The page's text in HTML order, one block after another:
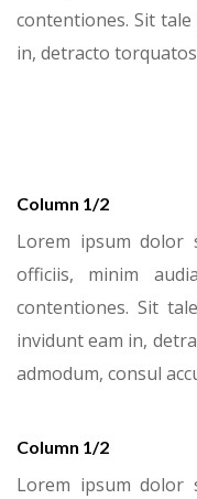
contentiones. Sit
in, detracto
Column 1/2
Lorem ipsum dolor
officiis, minim
contentiones. Sit
invidunt eam in,
admodum, consul
Column 1/2
Lorem ipsum dolor